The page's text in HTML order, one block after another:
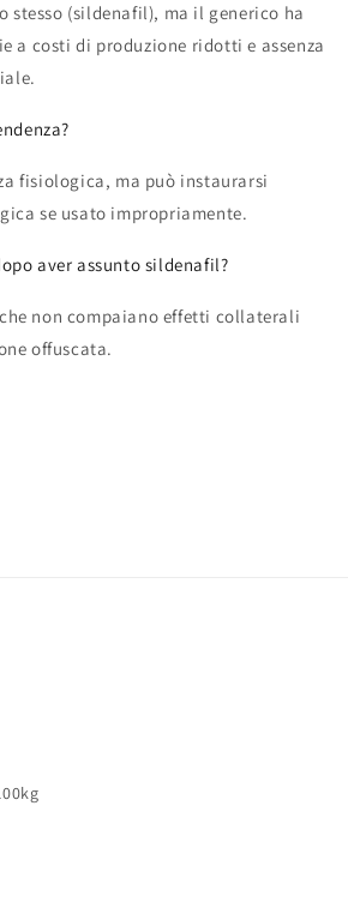
(sildenafil), ma il generico ha
a costi di produzione ridotti e assenza
fisiologica, ma può instaurarsi
se usato impropriamente.
aver assunto sildenafil?
non compaiano effetti collaterali
offuscata.